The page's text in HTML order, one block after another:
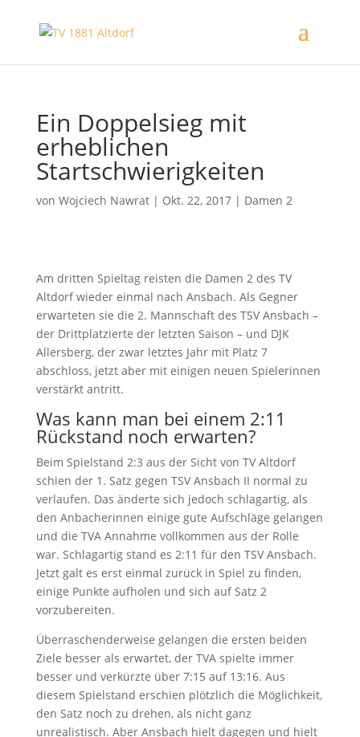
Ein Doppelsieg mit
erheblichen
Startschwierigkeiten
von Wojciech Nawrat| Okt. 22, 2017| Damen 2
Am dritten Spieltag reisten die Damen 2 des TV
Altdorf wieder einmal nach Ansbach. Als Gegner
erwarteten sie die 2. Mannschaft des TSV Ansbach –
der Drittplatzierte der letzten Saison – und DJK
Allersberg, der zwar letztes Jahr mit Platz 7
abschloss, jetzt aber mit einigen neuen Spielerinnen
verstärkt antritt.
Was kann man bei einem 2:11
Rückstand noch erwarten?
Beim Spielstand 2:3 aus der Sicht von TV Altdorf
schien der 1. Satz gegen TSV Ansbach II normal zu
verlaufen. Das änderte sich jedoch schlagartig, als
den Anbacherinnen einige gute Aufschläge gelangen
und die TVA Annahme vollkommen aus der Rolle
war. Schlagartig stand es 2:11 für den TSV Ansbach.
Jetzt galt es erst einmal zurück in Spiel zu finden,
einige Punkte aufholen und sich auf Satz 2
vorzubereiten.
Überraschenderweise gelangen die ersten beiden
Ziele besser als erwartet, der TVA spielte immer
besser und verkürzte über 7:15 auf 13:16. Aus
diesem Spielstand erschien plötzlich die Möglichkeit,
den Satz noch zu drehen, als nicht ganz
unrealistisch. Aber Ansbach hielt dagegen und hielt